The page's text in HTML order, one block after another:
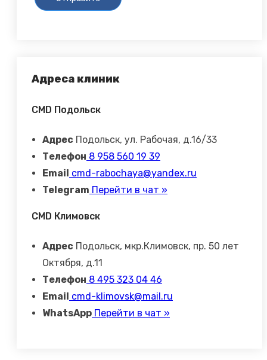
Адреса клиник
CMD Подольск
Адрес Подольск, ул. Рабочая, д.16/33
Телефон 8 958 560 19 39
Email cmd-rabochaya@yandex.ru
Telegram Перейти в чат »
CMD Климовск
Адрес Подольск, мкр.Климовск, пр. 50 лет
Октября, д.11
Телефон 8 495 323 04 46
Email cmd-klimovsk@mail.ru
WhatsApp Перейти в чат »